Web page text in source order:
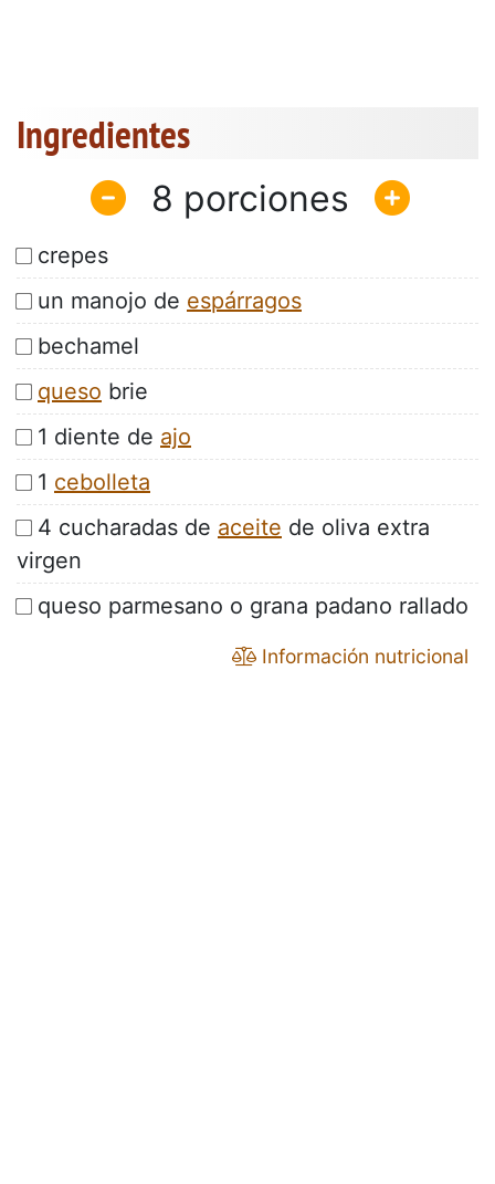
Ingredientes
8
crepes
un manojo de espárragos
bechamel
queso brie
1 diente de ajo
1 cebolleta
4 cucharadas de aceite de oliva extra
virgen
queso parmesano o grana padano rallado
Información nutricional